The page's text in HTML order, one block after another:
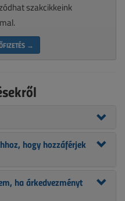
szakcikkeink
→
hogy hozzáférjek
ha árkedvezményt